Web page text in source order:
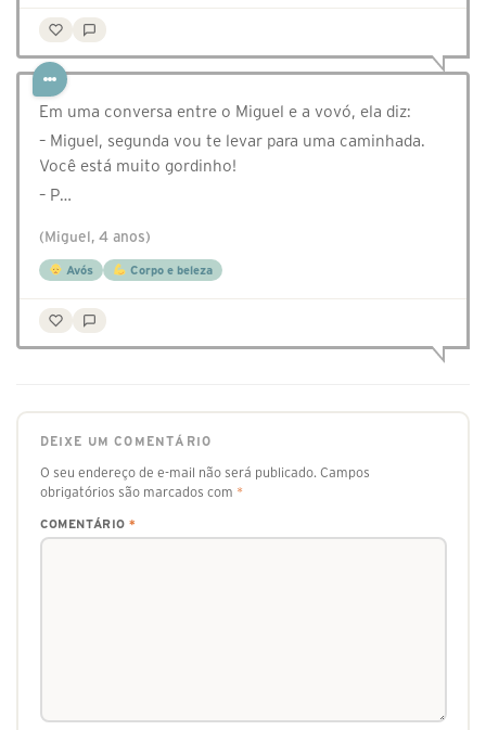
Em uma conversa entre o Miguel e a vovó, ela diz:
– Miguel, segunda vou te levar para uma caminhada.
Você está muito gordinho!
– P…
(Miguel, 4 anos)
Avós Corpo e beleza
DEIXE UM COMENTÁRIO
O seu endereço de e-mail não será publicado. Campos
obrigatórios são marcados com *
COMENTÁRIO *